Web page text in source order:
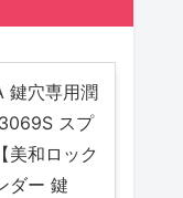
鍵穴専用潤
スプ
美和ロック
ダー 鍵